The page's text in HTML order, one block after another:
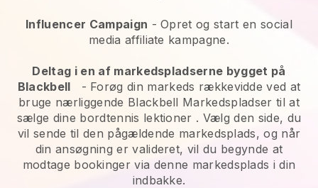
Influencer Campaign - Opret og start en social
media affiliate kampagne.
Deltag i en af markedspladserne bygget på
Blackbell
- Forøg din markeds rækkevidde ved at
bruge nærliggende Blackbell Markedspladser til at
sælge dine bordtennis lektioner . Vælg den side, du
vil sende til den pågældende markedsplads, og når
din ansøgning er valideret, vil du begynde at
modtage bookinger via denne markedsplads i din
indbakke.